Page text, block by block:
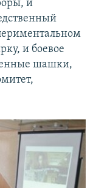
и
и боевое
шашки,